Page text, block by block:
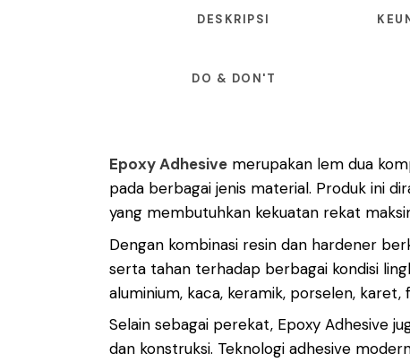
DESKRIPSI
DO & DON'T
Epoxy Adhesive merupakan lem dua
pada berbagai jenis material. Produk ini
yang membutuhkan kekuatan rekat
Dengan kombinasi resin dan hardener
serta tahan terhadap berbagai kondisi
aluminium, kaca, keramik, porselen,
Selain sebagai perekat, Epoxy Adhesive
dan konstruksi. Teknologi adhesive